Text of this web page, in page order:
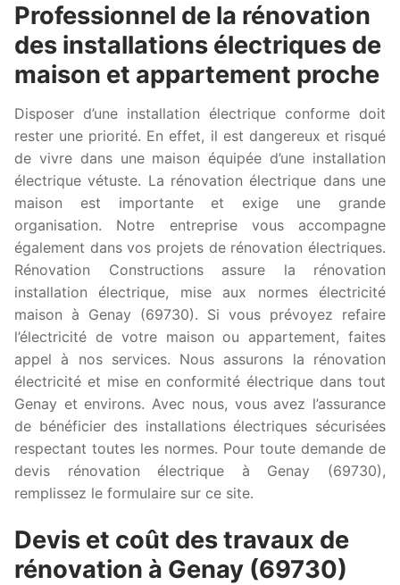
Professionnel de la rénovation
des installations électriques de
maison et appartement proche
Disposer d’une installation électrique conforme doit
rester une priorité. En effet, il est dangereux et risqué
de vivre dans une maison équipée d’une installation
électrique vétuste. La rénovation électrique dans une
maison est importante et exige une grande
organisation. Notre entreprise vous accompagne
également dans vos projets de rénovation électriques.
Rénovation Constructions assure la rénovation
installation électrique, mise aux normes électricité
maison à Genay (69730). Si vous prévoyez refaire
l’électricité de votre maison ou appartement, faites
appel à nos services. Nous assurons la rénovation
électricité et mise en conformité électrique dans tout
Genay et environs. Avec nous, vous avez l’assurance
de bénéficier des installations électriques sécurisées
respectant toutes les normes. Pour toute demande de
devis rénovation électrique à Genay (69730),
remplissez le formulaire sur ce site.
Devis et coût des travaux de
rénovation à Genay (69730)